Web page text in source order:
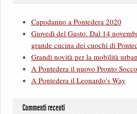
Capodanno a Pontedera 2020
Giovedì del Gusto. Dal 14
grande cucina dei cuochi di
Grandi novità per la mobilità
A Pontedera il nuovo Pronto
A Pontedera il Leonardo’s Way
Commenti recenti